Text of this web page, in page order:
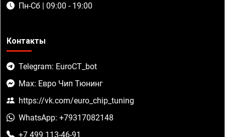
Пн-Сб | 09:00 - 19:00
Контакты
Telegram: EuroCT_bot
Max: Евро Чип Тюнинг
https://vk.com/euro_chip_tuning
WhatsApp: +79317082148
+7 499 113-46-91